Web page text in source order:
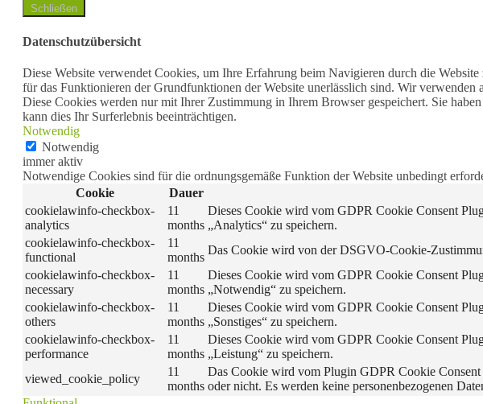
Schließen
Datenschutzübersicht
Diese Website verwendet Cookies, um Ihre Erfahrung beim Navigieren durch die
für das Funktionieren der Grundfunktionen der Website unerlässlich sind. Wir
Diese Cookies werden nur mit Ihrer Zustimmung in Ihrem Browser gespeichert. Sie
kann dies Ihr Surferlebnis beeinträchtigen.
Notwendig
Notwendig
immer aktiv
Notwendige Cookies sind für die ordnungsgemäße Funktion der Website unbedingt
Cookie
Dauer
cookielawinfo-checkbox-
analytics
11
months
Dieses Cookie wird vom GDPR Cookie Consent
„Analytics“ zu speichern.
cookielawinfo-checkbox-
functional
11
months
Das Cookie wird von der DSGVO-Cookie-
cookielawinfo-checkbox-
necessary
11
months
Dieses Cookie wird vom GDPR Cookie Consent
„Notwendig“ zu speichern.
cookielawinfo-checkbox-
others
11
months
Dieses Cookie wird vom GDPR Cookie Consent
„Sonstiges“ zu speichern.
cookielawinfo-checkbox-
performance
11
months
Dieses Cookie wird vom GDPR Cookie Consent
„Leistung“ zu speichern.
viewed_cookie_policy
11
months
Das Cookie wird vom Plugin GDPR Cookie
oder nicht. Es werden keine personenbezogenen